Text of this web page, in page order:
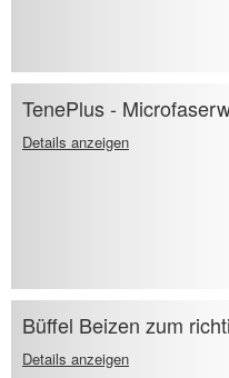
TenePlus -
Details anzeigen
Büffel Beizen zum
Details anzeigen